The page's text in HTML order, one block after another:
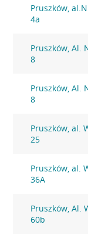
Pruszków,
4a
Pruszków, Al.
8
Pruszków, Al.
8
Pruszków, al.
25
Pruszków, al.
36A
Pruszków, Al.
60b